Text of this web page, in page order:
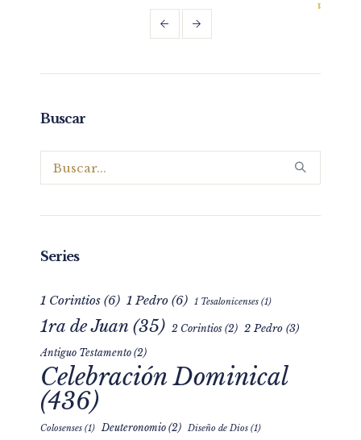
1 Corintios(6) 1 Pedro 1 Tesalonicenses(1)
1ra de Juan(35)
Antiguo Testamento(2)
Celebración Dominical
(436)